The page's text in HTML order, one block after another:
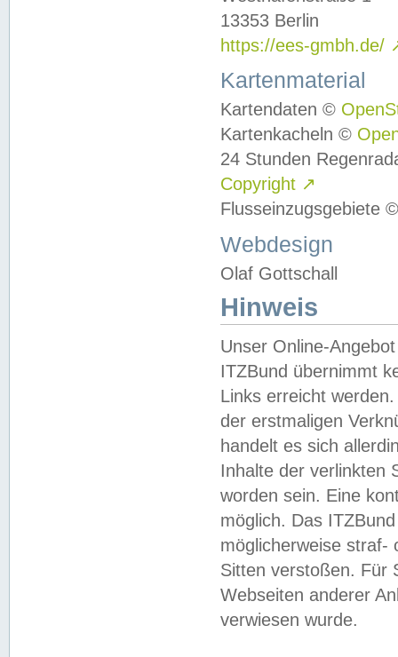
13353 Berlin
https://ees-gmbh.de/
Kartenmaterial
Kartendaten ©
Kartenkacheln ©
24 Stunden
Copyright ↗
Flusseinzugsgebiete
Webdesign
Olaf Gottschall
Hinweis
Unser Online-
ITZBund übernimmt
Links erreicht
der erstmaligen
handelt es sich
Inhalte der verlinkten
worden sein. Eine
möglich. Das
möglicherweise straf-
Sitten verstoßen. Für
Webseiten anderer
verwiesen wurde.